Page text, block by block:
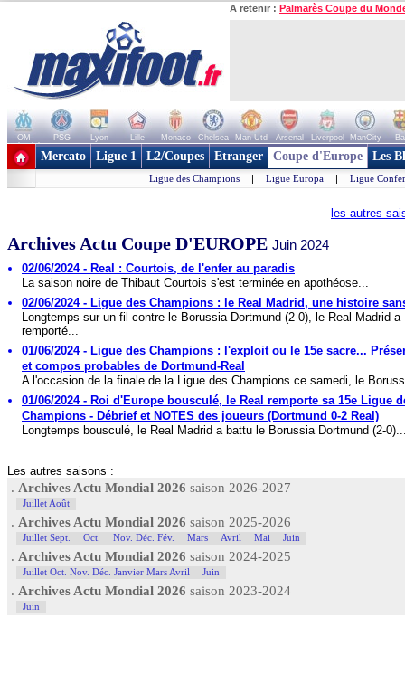
A retenir : Palmarès Coupe du
OM PSG Lyon Lille Monaco Chelsea Man Utd Arsenal Liverpool ManCity
+ de clubs
Mercato Ligue 1 L2/Coupes Etranger Coupe d'Europe Les
Ligue des Champions | Ligue Europa | Ligue
les autres
Archives Actu Coupe D'EUROPE Juin 2024
02/06/2024 - Real : Courtois, de l'enfer au paradis
La saison noire de Thibaut Courtois s'est terminée en apothéose...
02/06/2024 - Ligue des Champions : le Real Madrid, une histoire
Longtemps sur un fil contre le Borussia Dortmund (2-0), le Real Madrid a
remporté...
01/06/2024 - Ligue des Champions : l'exploit ou le 15e sacre...
et compos probables de Dortmund-Real
A l'occasion de la finale de la Ligue des Champions ce samedi, le
01/06/2024 - Roi d'Europe bousculé, le Real remporte sa 15e Ligue
Champions - Débrief et NOTES des joueurs (Dortmund 0-2 Real)
Longtemps bousculé, le Real Madrid a battu le Borussia Dortmund (2-
Les autres saisons :
. Archives Actu Mondial 2026 saison 2026-2027
Juillet Août
. Archives Actu Mondial 2026 saison 2025-2026
Juillet Sept. Oct. Nov. Déc. Fév. Mars Avril Mai Juin
. Archives Actu Mondial 2026 saison 2024-2025
Juillet Oct. Nov. Déc. Janvier Mars Avril Juin
. Archives Actu Mondial 2026 saison 2023-2024
Juin